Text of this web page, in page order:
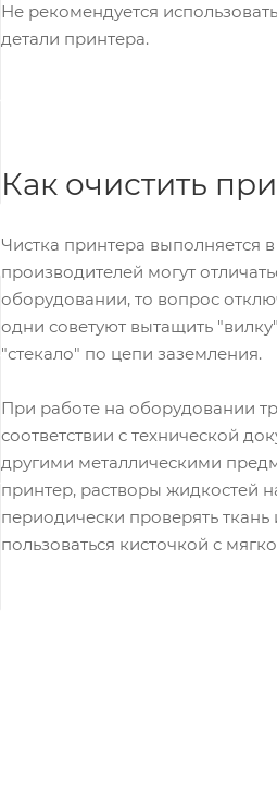
Не рекомендуется
детали принтера.
Как очистить
Чистка принтера выполняется
производителей могут
оборудовании, то вопрос
одни советуют вытащить
"стекало" по цепи заземления.
При работе на оборудовании
соответствии с технической
другими металлическими
принтер, растворы жидкостей
периодически проверять
пользоваться кисточкой с